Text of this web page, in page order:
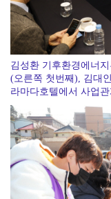
김성환 기후환경에너
(오른쪽 첫번째), 김대
라마다호텔에서 사업